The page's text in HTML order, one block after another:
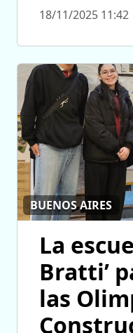
18/11/2025 11:42
BUENOS AIRES
La
Bratti’
las